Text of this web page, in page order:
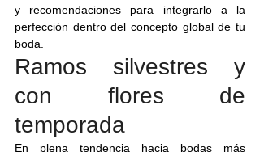
y recomendaciones para integrarlo a la
perfección dentro del concepto global de tu
boda.
Ramos silvestres y
con flores de
temporada
En plena tendencia hacia bodas más